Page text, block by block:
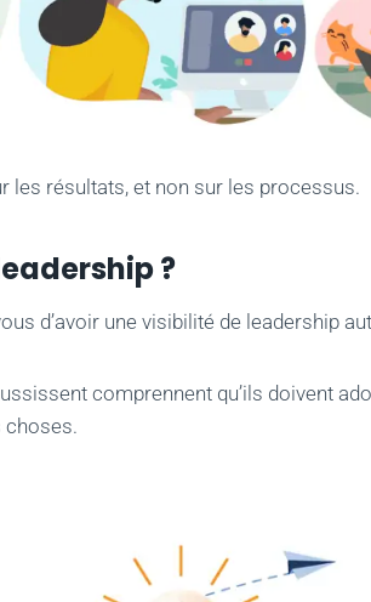
les résultats, et non sur les processus.
?
d’avoir une visibilité de leadership
comprennent qu’ils doivent
choses.